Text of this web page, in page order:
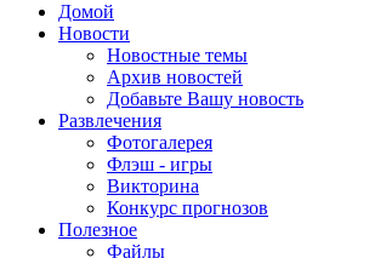
Домой
Новости
Новостные темы
Архив новостей
Добавьте Вашу новость
Развлечения
Фотогалерея
Флэш - игры
Викторина
Конкурс прогнозов
Полезное
Файлы